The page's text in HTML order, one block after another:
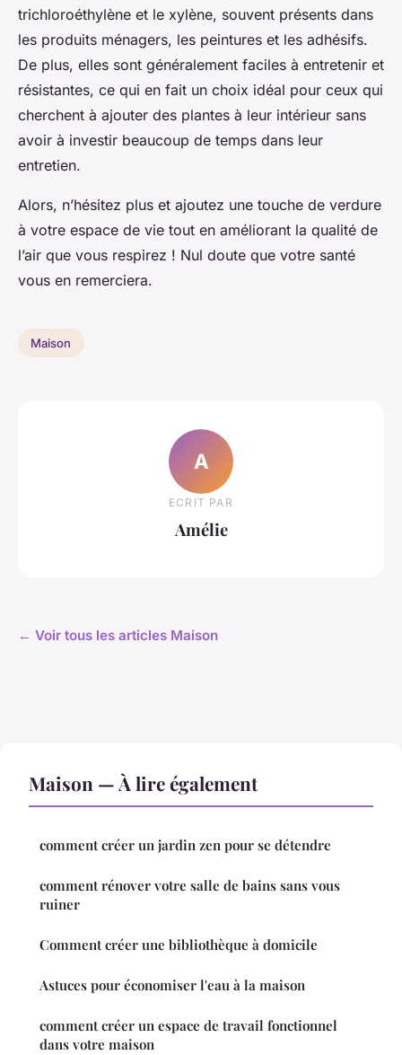
trichloroéthylène et le xylène, souvent présents dans
les produits ménagers, les peintures et les adhésifs.
De plus, elles sont généralement faciles à entretenir et
résistantes, ce qui en fait un choix idéal pour ceux qui
cherchent à ajouter des plantes à leur intérieur sans
avoir à investir beaucoup de temps dans leur
entretien.
Alors, n’hésitez plus et ajoutez une touche de verdure
à votre espace de vie tout en améliorant la qualité de
l’air que vous respirez ! Nul doute que votre santé
vous en remerciera.
Maison
A
ECRIT PAR
Amélie
← Voir tous les articles Maison
Maison — À lire également
comment créer un jardin zen pour se détendre
comment rénover votre salle de bains sans vous
ruiner
Comment créer une bibliothèque à domicile
Astuces pour économiser l'eau à la maison
comment créer un espace de travail fonctionnel
dans votre maison